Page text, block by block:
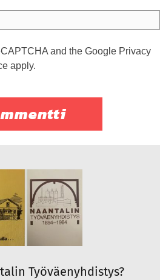
and the Google Privacy
apply.
Työväenyhdistys?